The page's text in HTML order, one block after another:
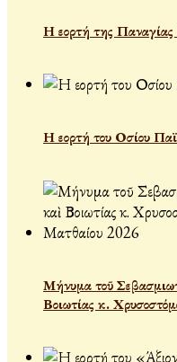
Η εορτή της
Η εορτή του Οσίου
Μήνυμα τοῦ
Βοιωτίας κ.